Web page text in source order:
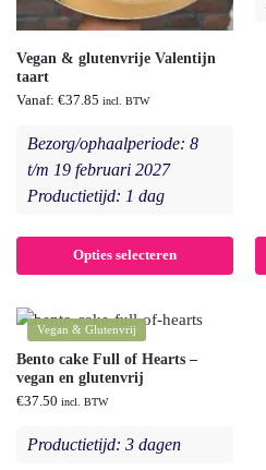
Vegan & glutenvrije Valentijn
taart
Vanaf: €37.85 incl. BTW
Bezorg/ophaalperiode: 8
t/m 19 februari 2027
Productietijd: 1 dag
Opties selecteren
Vegan & Glutenvrij
Bento cake Full of Hearts –
vegan en glutenvrij
€37.50 incl. BTW
Productietijd: 3 dagen